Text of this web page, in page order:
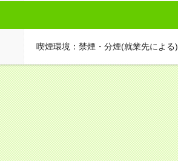
喫煙環境：禁煙・分煙(就業先による)